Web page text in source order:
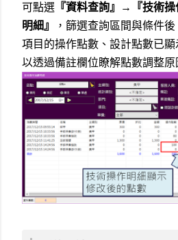
可點選 『資料查詢』 → 『技術操
明細』 ，篩選查詢區間與條件後
項目的操作點數、設計點數已
以透過備註欄位瞭解點數調整原